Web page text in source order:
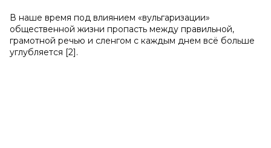
В наше время под влиянием «вульгаризации»
общественной жизни пропасть между правильной,
грамотной речью и сленгом с каждым днем всё больше
углубляется [2].